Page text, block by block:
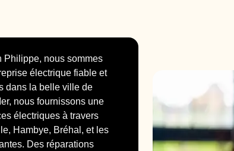
Philippe, nous sommes
électrique fiable et
dans la belle ville de
nous fournissons une
électriques à travers
Hambye, Bréhal, et les
Des réparations